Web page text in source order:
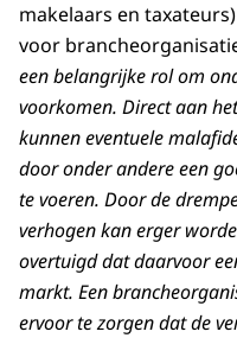
makelaars en
voor
een belangrijke rol om
voorkomen. Direct aan
kunnen eventuele
door onder andere een
te voeren. Door de
verhogen kan erger
overtuigd dat daarvoor
markt. Een
ervoor te zorgen dat de